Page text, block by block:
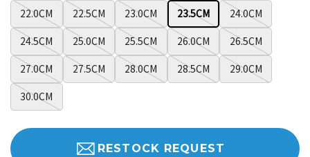
22.0CM 22.5CM 23.0CM 23.5CM
24.0CM
24.5CM
25.0CM 25.5CM 26.0CM
26.5CM
27.0CM
27.5CM 28.0CM 28.5CM
29.0CM
30.0CM
RESTOCK REQUEST